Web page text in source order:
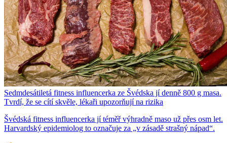
Sedmdesátiletá fitness influencerka ze Švédska jí denně 800 g masa.
Tvrdí, že se cítí skvěle, lékaři upozorňují na rizika
Švédská fitness influencerka jí téměř výhradně maso už přes osm let.
Harvardský epidemiolog to označuje za „v zásadě strašný nápad“.